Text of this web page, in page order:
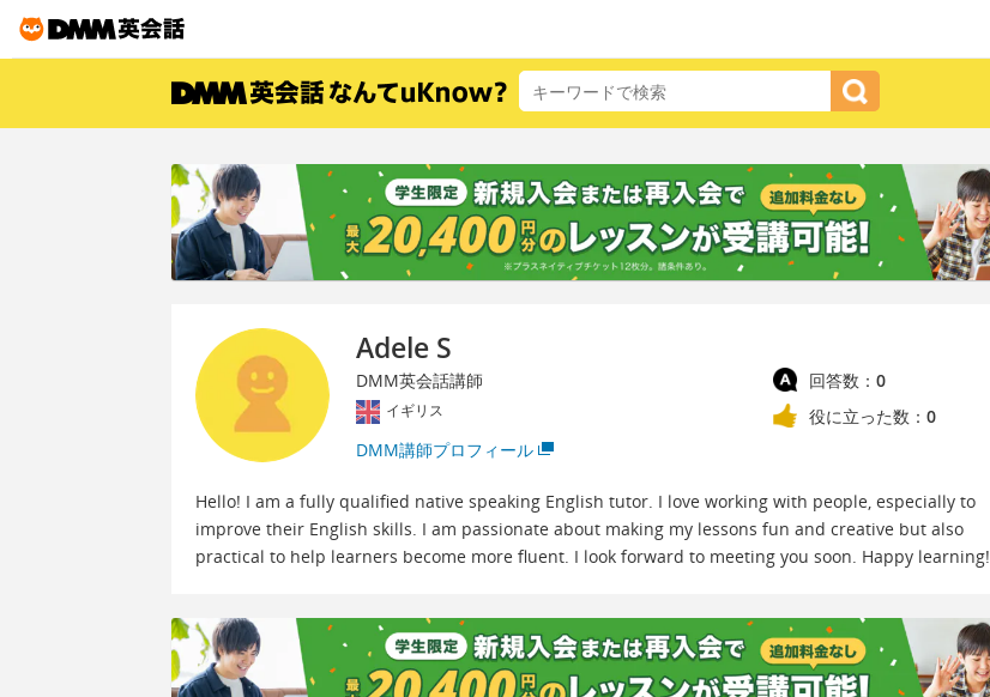
Adele S
DMM英会話講師
イギリス
DMM講師プロフィール
回答数： 0
役に立った数： 0
Hello! I am a fully qualified native speaking English tutor. I love working with people, especially to
improve their English skills. I am passionate about making my lessons fun and creative but also
practical to help learners become more fluent. I look forward to meeting you soon. Happy learning!